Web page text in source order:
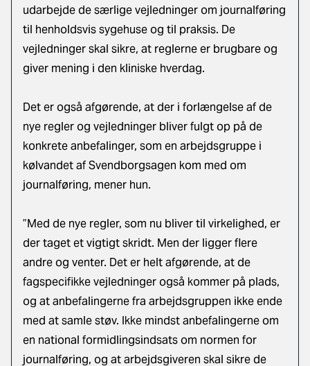
udarbejde de særlige vejledninger om journalføring
til henholdsvis sygehuse og til praksis. De
vejledninger skal sikre, at reglerne er brugbare og
giver mening i den kliniske hverdag.
Det er også afgørende, at der i forlængelse af de
nye regler og vejledninger bliver fulgt op på de
konkrete anbefalinger, som en arbejdsgruppe i
kølvandet af Svendborgsagen kom med om
journalføring, mener hun.
”Med de nye regler, som nu bliver til virkelighed, er
der taget et vigtigt skridt. Men der ligger flere
andre og venter. Det er helt afgørende, at de
fagspecifikke vejledninger også kommer på plads,
og at anbefalingerne fra arbejdsgruppen ikke ende
med at samle støv. Ikke mindst anbefalingerne om
en national formidlingsindsats om normen for
journalføring, og at arbejdsgiveren skal sikre de